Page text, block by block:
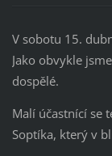
V sobotu 15.
Jako obvykle
dospělé.
Malí účastnící se
Soptíka, který v